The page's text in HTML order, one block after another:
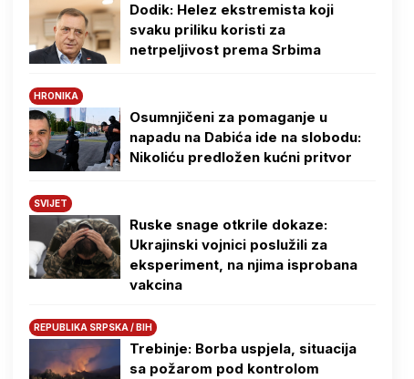
Dodik: Helez ekstremista koji
svaku priliku koristi za
netrpeljivost prema Srbima
HRONIKA
Osumnjičeni za pomaganje u
napadu na Dabića ide na slobodu:
Nikoliću predložen kućni pritvor
SVIJET
Ruske snage otkrile dokaze:
Ukrajinski vojnici poslužili za
eksperiment, na njima isprobana
vakcina
REPUBLIKA SRPSKA / BIH
Trebinje: Borba uspjela, situacija
sa požarom pod kontrolom